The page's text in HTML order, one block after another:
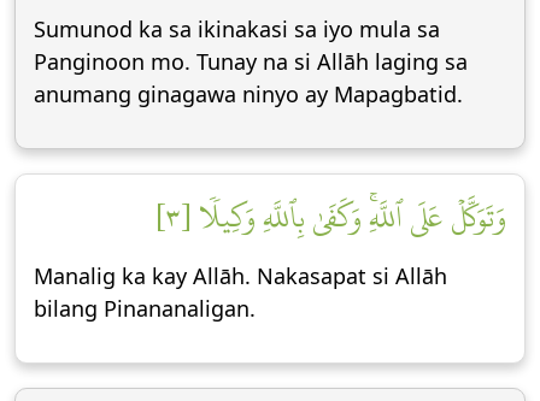
Sumunod ka sa ikinakasi sa iyo mula sa
Panginoon mo. Tunay na si Allāh laging sa
anumang ginagawa ninyo ay Mapagbatid.
وَتَوَكَّلۡ عَلَى ٱللَّهِۚ وَكَفَىٰ بِٱللَّهِ وَكِيلٗا [٣]
Manalig ka kay Allāh. Nakasapat si Allāh
bilang Pinananaligan.